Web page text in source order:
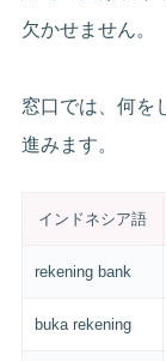
欠かせません。
窓口では、何を
進みます。
インドネシア語
rekening bank
buka rekening